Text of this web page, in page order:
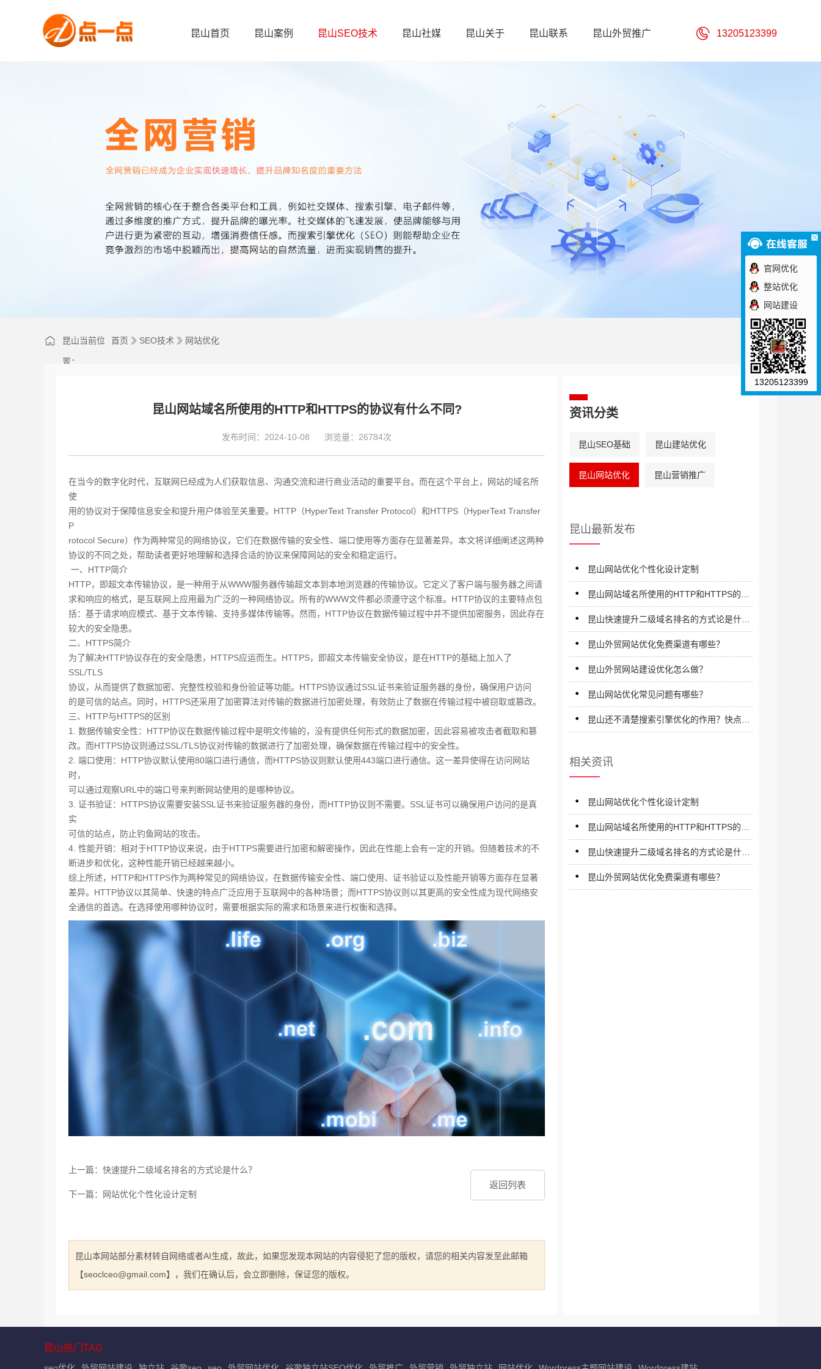
昆山首页 昆山案例 昆山SEO技术 昆山社媒 昆山关于 昆山联系 昆山外贸推广 13205123399
昆山当前位
置：
首页 SEO技术 网站优化
昆山网站域名所使用的HTTP和HTTPS的协议有什么不同?
发布时间：2024-10-08 浏览量：26784次
在当今的数字化时代，互联网已经成为人们获取信息、沟通交流和进行商业活动的重要平台。而在这个平台上，网站的域名所
使
用的协议对于保障信息安全和提升用户体验至关重要。HTTP（HyperText Transfer Protocol）和HTTPS（HyperText Transfer
P
rotocol Secure）作为两种常见的网络协议，它们在数据传输的安全性、端口使用等方面存在显著差异。本文将详细阐述这两种
协议的不同之处，帮助读者更好地理解和选择合适的协议来保障网站的安全和稳定运行。
一、HTTP简介
HTTP，即超文本传输协议，是一种用于从WWW服务器传输超文本到本地浏览器的传输协议。它定义了客户端与服务器之间请
求和响应的格式，是互联网上应用最为广泛的一种网络协议。所有的WWW文件都必须遵守这个标准。HTTP协议的主要特点包
括：基于请求响应模式、基于文本传输、支持多媒体传输等。然而，HTTP协议在数据传输过程中并不提供加密服务，因此存在
较大的安全隐患。
二、HTTPS简介
为了解决HTTP协议存在的安全隐患，HTTPS应运而生。HTTPS，即超文本传输安全协议，是在HTTP的基础上加入了
SSL/TLS
协议，从而提供了数据加密、完整性校验和身份验证等功能。HTTPS协议通过SSL证书来验证服务器的身份，确保用户访问
的是可信的站点。同时，HTTPS还采用了加密算法对传输的数据进行加密处理，有效防止了数据在传输过程中被窃取或篡改。
三、HTTP与HTTPS的区别
1. 数据传输安全性：HTTP协议在数据传输过程中是明文传输的，没有提供任何形式的数据加密，因此容易被攻击者截取和篡
改。而HTTPS协议则通过SSL/TLS协议对传输的数据进行了加密处理，确保数据在传输过程中的安全性。
2. 端口使用：HTTP协议默认使用80端口进行通信，而HTTPS协议则默认使用443端口进行通信。这一差异使得在访问网站
时，
可以通过观察URL中的端口号来判断网站使用的是哪种协议。
3. 证书验证：HTTPS协议需要安装SSL证书来验证服务器的身份，而HTTP协议则不需要。SSL证书可以确保用户访问的是真
实
可信的站点，防止钓鱼网站的攻击。
4. 性能开销：相对于HTTP协议来说，由于HTTPS需要进行加密和解密操作，因此在性能上会有一定的开销。但随着技术的不
断进步和优化，这种性能开销已经越来越小。
综上所述，HTTP和HTTPS作为两种常见的网络协议，在数据传输安全性、端口使用、证书验证以及性能开销等方面存在显著
差异。HTTP协议以其简单、快速的特点广泛应用于互联网中的各种场景；而HTTPS协议则以其更高的安全性成为现代网络安
全通信的首选。在选择使用哪种协议时，需要根据实际的需求和场景来进行权衡和选择。
上一篇：快速提升二级域名排名的方式论是什么？
下一篇：网站优化个性化设计定制
返回列表
昆山本网站部分素材转自网络或者AI生成，故此，如果您发现本网站的内容侵犯了您的版权，请您的相关内容发至此邮箱
【seoclceo@gmail.com】，我们在确认后，会立即删除，保证您的版权。
资讯分类
昆山SEO基础 昆山建站优化
昆山网站优化 昆山营销推广
昆山最新发布
昆山网站优化个性化设计定制
昆山网站域名所使用的HTTP和HTTPS的协
昆山快速提升二级域名排名的方式论是什
昆山外贸网站优化免费渠道有哪些？
昆山外贸网站建设优化怎么做？
昆山网站优化常见问题有哪些？
昆山还不清楚搜索引擎优化的作用？快点进
相关资讯
昆山网站优化个性化设计定制
昆山网站域名所使用的HTTP和HTTPS的协
昆山快速提升二级域名排名的方式论是什
昆山外贸网站优化免费渠道有哪些？
昆山热门TAG
官网优化
整站优化
网站建设
13205123399